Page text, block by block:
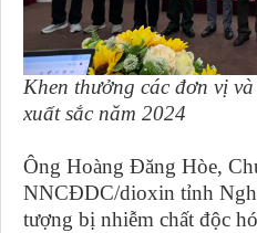
Khen thưởng các đơn vị
xuất sắc năm 2024
Ông Hoàng Đăng Hòe,
NNCĐDC/dioxin tỉnh
tượng bị nhiễm chất độc